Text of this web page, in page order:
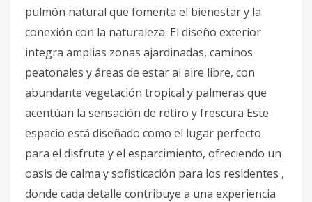
pulmón natural que fomenta el bienestar y la
conexión con la naturaleza. El diseño exterior
integra amplias zonas ajardinadas, caminos
peatonales y áreas de estar al aire libre, con
abundante vegetación tropical y palmeras que
acentúan la sensación de retiro y frescura Este
espacio está diseñado como el lugar perfecto
para el disfrute y el esparcimiento, ofreciendo un
oasis de calma y sofisticación para los residentes ,
donde cada detalle contribuye a una experiencia